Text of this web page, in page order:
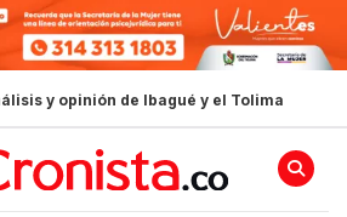
y opinión de Ibagué y el Tolima